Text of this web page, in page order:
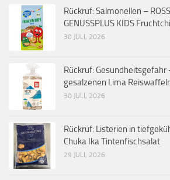
Rückruf: Salmonellen –
GENUSSPLUS KIDS
30 JULI, 2026
Rückruf:
gesalzenen Lima
30 JULI, 2026
Rückruf: Listerien in
Chuka Ika Tintenfischsalat
29 JULI, 2026